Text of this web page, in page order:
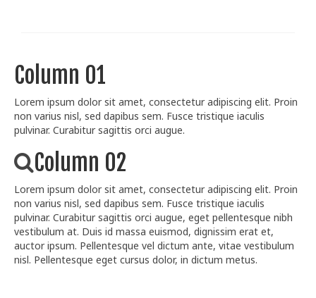
Column 01
Lorem ipsum dolor sit amet, consectetur adipiscing elit. Proin
non varius nisl, sed dapibus sem. Fusce tristique iaculis
pulvinar. Curabitur sagittis orci augue.
Column 02
Lorem ipsum dolor sit amet, consectetur adipiscing elit. Proin
non varius nisl, sed dapibus sem. Fusce tristique iaculis
pulvinar. Curabitur sagittis orci augue, eget pellentesque nibh
vestibulum at. Duis id massa euismod, dignissim erat et,
auctor ipsum. Pellentesque vel dictum ante, vitae vestibulum
nisl. Pellentesque eget cursus dolor, in dictum metus.